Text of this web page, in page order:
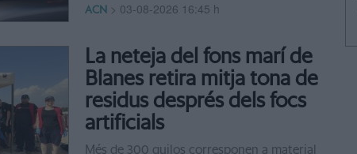
ACN > 03-08-2026 16:45 h
La neteja del fons marí de
Blanes retira mitja tona de
residus després dels focs
artificials
Més de 300 quilos corresponen a material